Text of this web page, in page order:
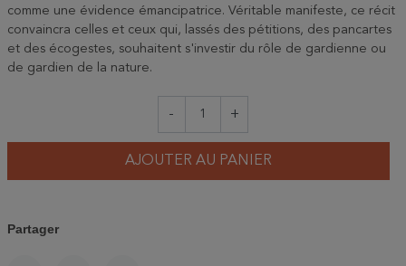
comme une évidence émancipatrice. Véritable manifeste, ce récit
convaincra celles et ceux qui, lassés des pétitions, des pancartes
et des écogestes, souhaitent s'investir du rôle de gardienne ou
de gardien de la nature.
- +
AJOUTER AU PANIER
Partager